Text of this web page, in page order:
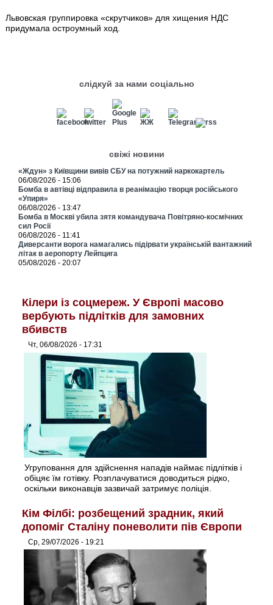
Львовская группировка «скрутчиков» для хищения НДС
придумала остроумный ход.
слідкуй за нами соціально
свіжі новини
«Ждун» з Київщини вивів СБУ на потужний наркокартель
06/08/2026 - 15:06
Бомба в автівці відправила в реанімацію творця російського
«Упиря»
06/08/2026 - 13:47
Бомба в Москві убила зятя командувача Повітряно-космічних
сил Росії
06/08/2026 - 11:41
Диверсанти ворога намагались підірвати українській вантажний
літак в аеропорту Лейпцига
05/08/2026 - 20:07
Кілери із соцмереж. У Європі масово
вербують підлітків для замовних
вбивств
Чт, 06/08/2026 - 17:31
Угруповання для здійснення нападів наймає підлітків і
обіцяє їм готівку. Розплачуватися доводиться рідко,
оскільки виконавців зазвичай затримує поліція.
Кім Філбі: розбещений зрадник, який
допоміг Сталіну поневолити пів Європи
Ср, 29/07/2026 - 19:21